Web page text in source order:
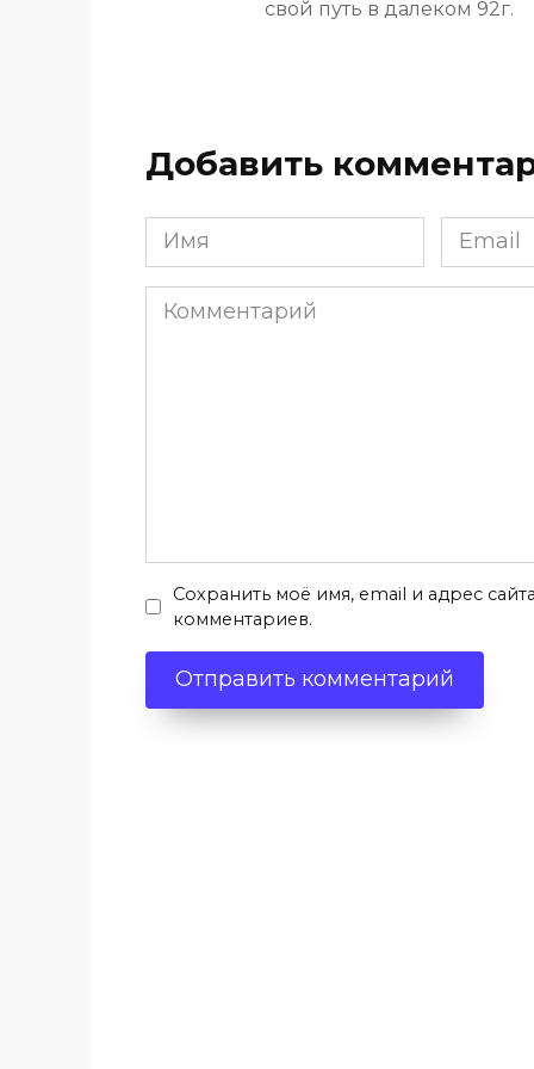
свой путь в далеком 92г.
Добавить
Имя
*
Email
*
Комментарий
Сохранить моё имя, email и адрес
комментариев.